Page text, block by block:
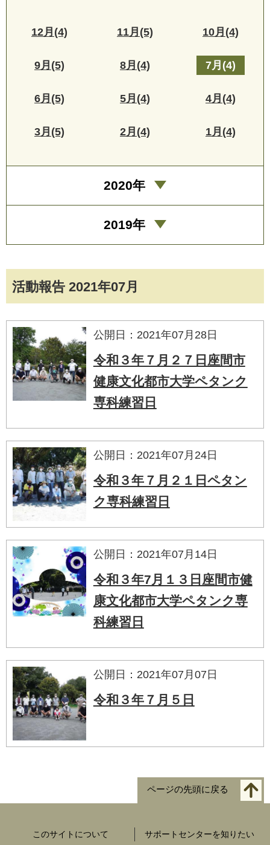
活動報告 2021年07月
公開日：2021年07月28日
令和３年７月２７日座間市
健康文化都市大学ペタンク
専科練習日
公開日：2021年07月24日
令和３年７月２１日ペタン
ク専科練習日
公開日：2021年07月14日
令和３年7月１３日座間市健
康文化都市大学ペタンク専
科練習日
公開日：2021年07月07日
令和３年７月５日
12月(4) 11月(5) 10月(4)
9月(5) 8月(4) 7月(4)
6月(5) 5月(4) 4月(4)
3月(5) 2月(4) 1月(4)
2020年
2019年
ページの先頭に戻る
このサイトについて サポートセンターを知りたい